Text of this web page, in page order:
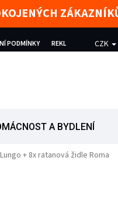
PODMÍNKY REKLAMACE CZK
A BYDLENÍ
+ 8x ratanová židle Roma